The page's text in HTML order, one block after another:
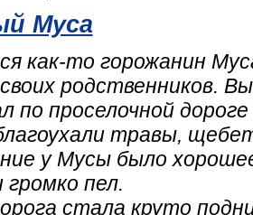
Муса
как-то горожанин
родственников.
по проселочной
травы,
у Мусы было
пел.
стала круто